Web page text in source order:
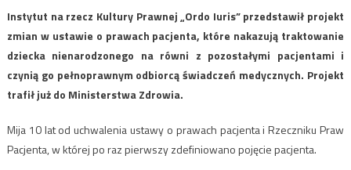
Instytut na rzecz Kultury Prawnej „Ordo Iuris” przedstawił projekt
zmian w ustawie o prawach pacjenta, które nakazują traktowanie
dziecka nienarodzonego na równi z pozostałymi pacjentami i
czynią go pełnoprawnym odbiorcą świadczeń medycznych. Projekt
trafił już do Ministerstwa Zdrowia.
Mija 10 lat od uchwalenia ustawy o prawach pacjenta i Rzeczniku Praw
Pacjenta, w której po raz pierwszy zdefiniowano pojęcie pacjenta.